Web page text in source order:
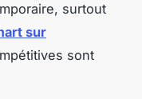
surtout
sur
sont